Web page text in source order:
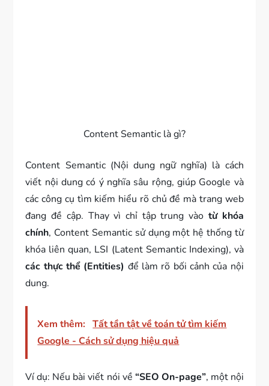
Content Semantic là gì?
Content Semantic (Nội dung ngữ nghĩa) là cách
viết nội dung có ý nghĩa sâu rộng, giúp Google và
các công cụ tìm kiếm hiểu rõ chủ đề mà trang web
đang đề cập. Thay vì chỉ tập trung vào từ khóa
chính, Content Semantic sử dụng một hệ thống từ
khóa liên quan, LSI (Latent Semantic Indexing), và
các thực thể (Entities) để làm rõ bối cảnh của nội
dung.
Xem thêm: Tất tần tật về toán tử tìm kiếm
Google - Cách sử dụng hiệu quả
Ví dụ: Nếu bài viết nói về “SEO On-page”, một nội